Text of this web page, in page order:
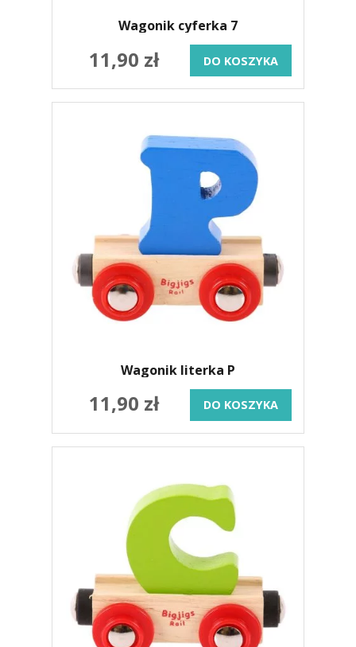
Wagonik cyferka 7
11,90 zł DO KOSZYKA
Wagonik literka P
11,90 zł DO KOSZYKA